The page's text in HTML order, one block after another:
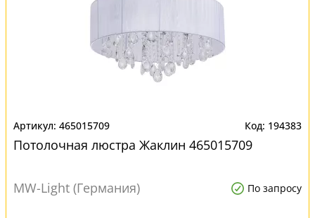
465015709 194383
Потолочная люстра Жаклин 465015709
MW-Light (Германия) По запросу